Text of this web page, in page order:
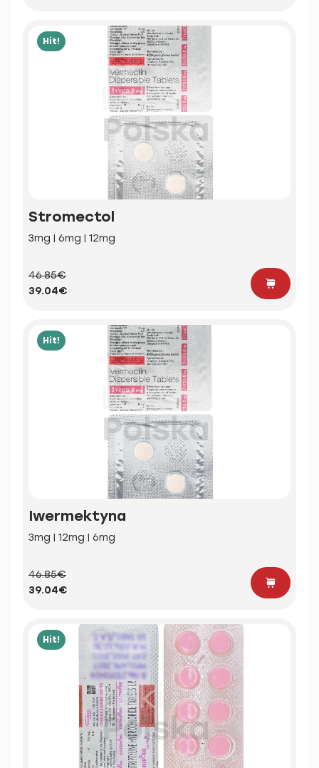
Hit!
Stromectol
3mg | 6mg | 12mg
46.85€
39.04€
Hit!
Iwermektyna
3mg | 12mg | 6mg
46.85€
39.04€
Hit!